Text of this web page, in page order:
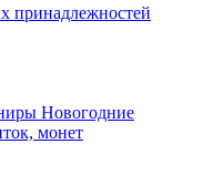
принадлежностей
Новогодние
монет